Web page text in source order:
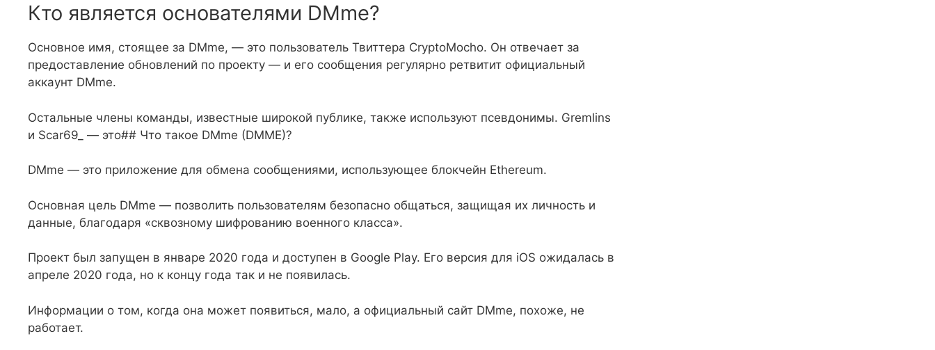
Кто является основателями DMme?
Основное имя, стоящее за DMme, — это пользователь Твиттера CryptoMocho. Он отвечает за
предоставление обновлений по проекту — и его сообщения регулярно ретвитит официальный
аккаунт DMme.
Остальные члены команды, известные широкой публике, также используют псевдонимы. Gremlins
и Scar69_ — это## Что такое DMme (DMME)?
DMme — это приложение для обмена сообщениями, использующее блокчейн Ethereum.
Основная цель DMme — позволить пользователям безопасно общаться, защищая их личность и
данные, благодаря «сквозному шифрованию военного класса».
Проект был запущен в январе 2020 года и доступен в Google Play. Его версия для iOS ожидалась в
апреле 2020 года, но к концу года так и не появилась.
Информации о том, когда она может появиться, мало, а официальный сайт DMme, похоже, не
работает.